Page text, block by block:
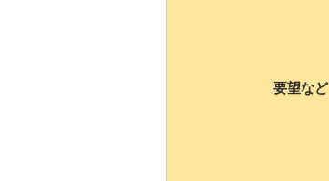
要望など